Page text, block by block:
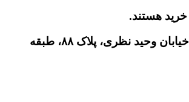
تهران، خیابان انقلاب، خیابان فخررازی، خیابان وحید نظری، پلاک ۸۸، طبقه